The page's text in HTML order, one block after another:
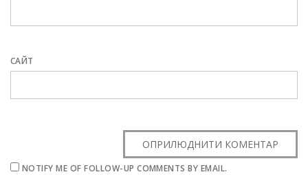
САЙТ
NOTIFY ME OF FOLLOW-UP COMMENTS BY EMAIL.